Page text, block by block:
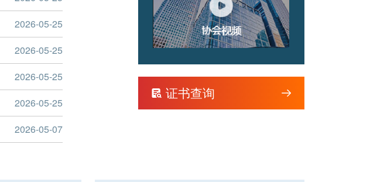
2026-05-25
2026-05-25
2026-05-25
2026-05-25
2026-05-07
证书查询